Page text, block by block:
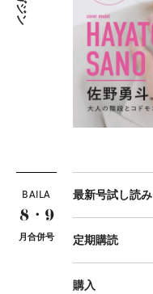
BAILA
8・9
月合併号
最新号試し読み
定期購読
購入